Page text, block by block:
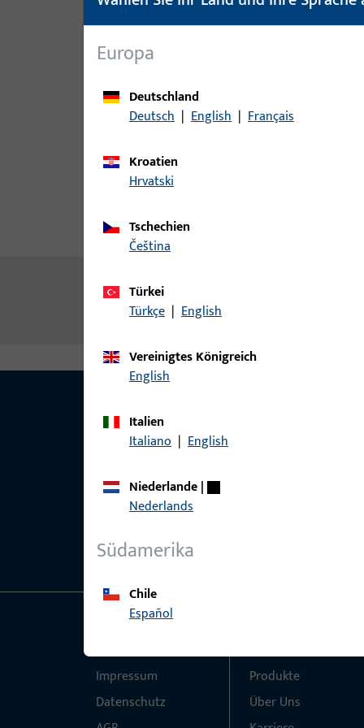
Produktbeschreibung
Inhalt
Kunststoff-Kammerprofil, 50x7 mm
Europa
Deutschland
Deutsch | English | Français
Kroatien
Hrvatski
Tschechien
čeština
Türkei
Türkçe | English
Vereinigtes Königreich
English
Italien
Italiano | English
Niederlande|
Nederlands
Südamerika
Chile
Español
Impressum
Datenschutz
Produkte
Über Uns